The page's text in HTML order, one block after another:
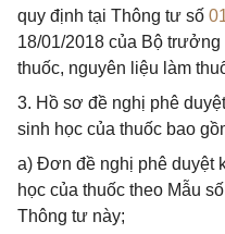
quy định tại Thông tư số
18/01/2018 của Bộ
thuốc, nguyên liệu làm
3. Hồ sơ đề nghị phê
sinh học của thuốc bao
a) Đơn đề nghị phê duyệt
học của thuốc theo Mẫu
Thông tư này;